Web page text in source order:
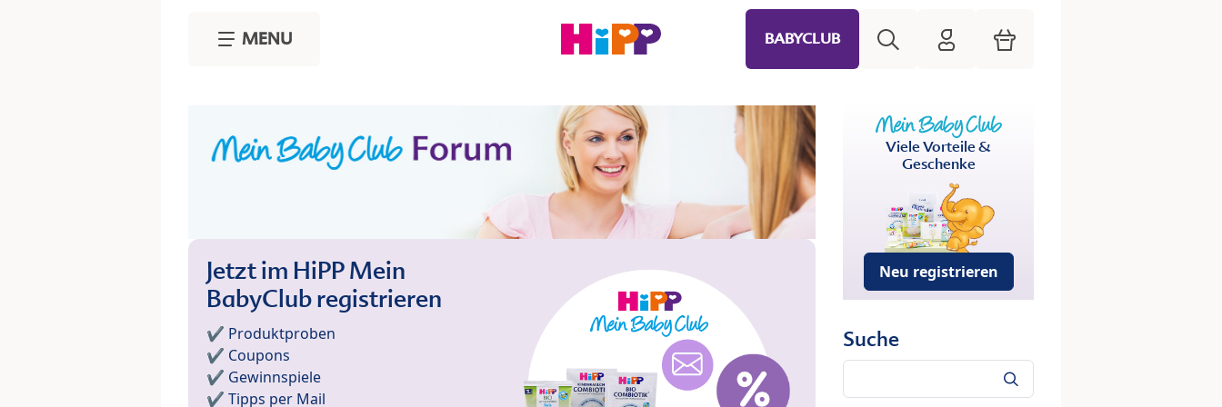
MENU BABYCLUB HiPP Mein Babyclub
Warenkorb
Jetzt im HiPP Mein
BabyClub registrieren
✔️ Produktproben
✔️ Coupons
✔️ Gewinnspiele
✔️ Tipps per Mail
Viele Vorteile &
Geschenke
Neu registrieren
Suche